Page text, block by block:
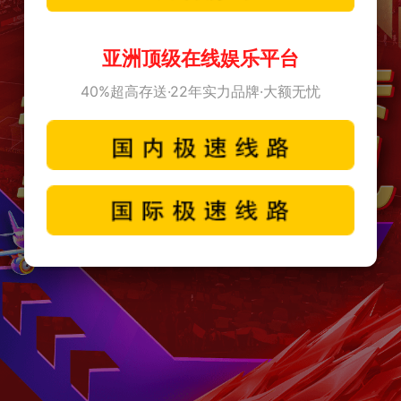
亚洲顶级在线娱乐平台
40%超高存送·22年实力品牌·大额无忧